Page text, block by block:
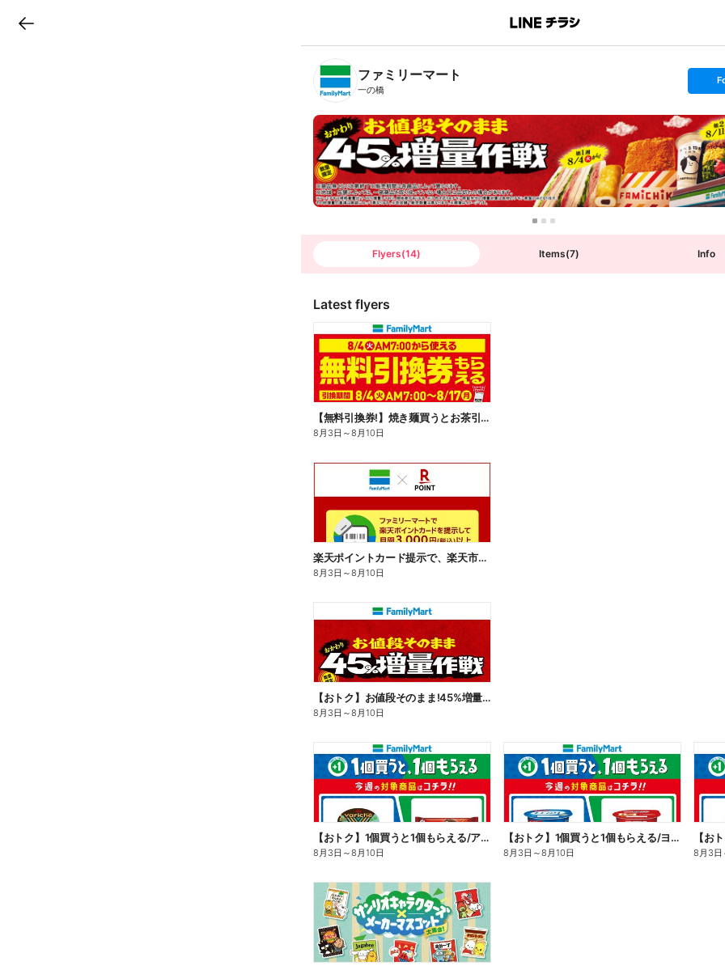
B
n
T
ファミリーマート
一の橋
s
t
o
l
l
o
w
Flyers(14) Items(7) Info
Latest flyers
【無料引換券!】焼き麺買うとお茶引換券貰える!
8月3日 ～8月10日
楽天ポイントカード提示で、楽天市場でのお買い物がおトクに!
8月3日 ～8月10日
【おトク】お値段そのまま!45%増量作戦!
8月3日 ～8月10日
【おトク】1個買うと1個もらえる/アイス
8月3日 ～8月10日
【おトク】1個買うと1個もらえる/ヨーグルト
8月3日 ～8月10日
【お
8月3日